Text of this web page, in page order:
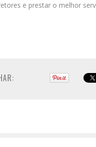
e prestar o melhor